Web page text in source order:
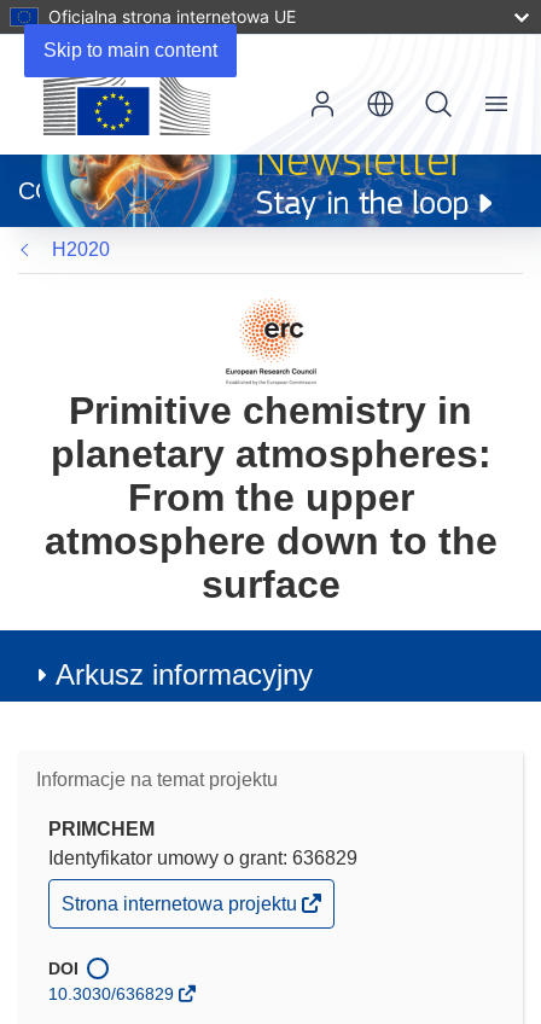
Skip to main content
Oficjalna strona internetowa UE
otworzy
się
w
nowym
oknie)
CORDIS
Menu
H2020
Primitive chemistry in
planetary atmospheres:
From the upper
atmosphere down to the
surface
Arkusz informacyjny
Informacje na temat projektu
PRIMCHEM
Identyfikator umowy o grant: 636829
(odnośnik
otworzy
w
nowym
Strona internetowa projektu
DOI
10.3030/636829